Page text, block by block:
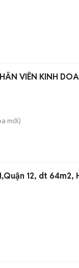
VIÊN KINH
mới)
12, dt